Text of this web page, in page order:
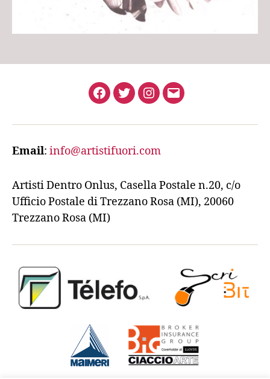
Facebook
TwitterInstagram
Email
Email: info@artistifuori.com
Artisti Dentro Onlus, Casella Postale n.20, c/o
Ufficio Postale di Trezzano Rosa (MI), 20060
Trezzano Rosa (MI)